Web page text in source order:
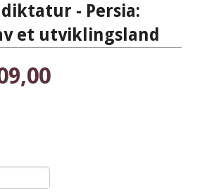
- Persia:
et utviklingsland